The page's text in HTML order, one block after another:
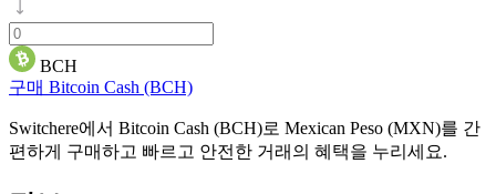
BCH
구매 Bitcoin Cash (BCH)
Switchere에서 Bitcoin Cash (BCH)로 Mexican Peso (MXN)를 간
편하게 구매하고 빠르고 안전한 거래의 혜택을 누리세요.